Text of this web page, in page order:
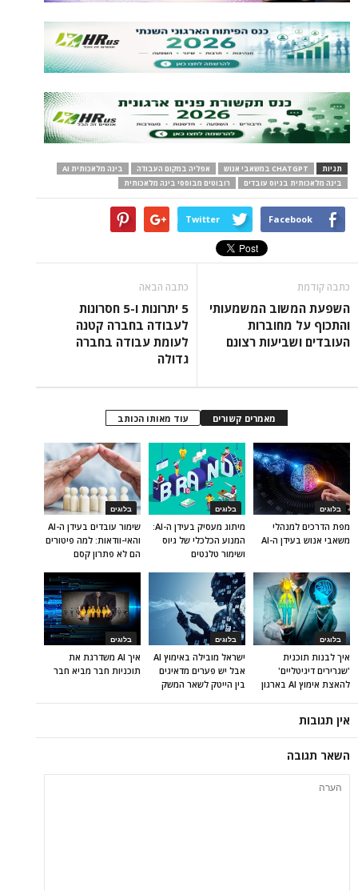
תגיות CHATGPT במשאבי אנוש אפליה במקום העבודה
בינה מלאכותית AI
בינה מלאכותית בגיוס עובדים
רובוטים מבוססי בינה מלאכותית
Facebook
Twitter
כתבה קודמת
השפעת המשוב המשמעותי
והתכוף על מחוברות
העובדים ושביעות רצונם
כתבה הבאה
5 יתרונות ו-5 חסרונות
לעבודה בחברה קטנה
לעומת עבודה בחברה
גדולה
מאמרים קשורים עוד מאותו הכותב
בלוגים
שימור עובדים בעידן ה-AI
והאי-וודאות: למה פיטורים
הם לא פתרון קסם
בלוגים
מיתוג מעסיק בעידן ה-AI:
המנוע הכלכלי של גיוס
ושימור טלנטים
בלוגים
מפת הדרכים למנהלי
משאבי אנוש בעידן ה-AI
בלוגים
איך AI משדרגת את
תוכניות חבר מביא חבר
בלוגים
ישראל מובילה באימוץ AI
אבל יש פערים מדאיגים
בין הייטק לשאר המשק
בלוגים
איך לבנות תוכנית
'שגרירים דיגיטליים'
להאצת אימוץ AI בארגון
אין תגובות
השאר תגובה